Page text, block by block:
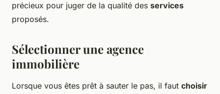
précieux pour juger de la qualité des services
proposés.
Sélectionner une agence
immobilière
Lorsque vous êtes prêt à sauter le pas, il faut choisir